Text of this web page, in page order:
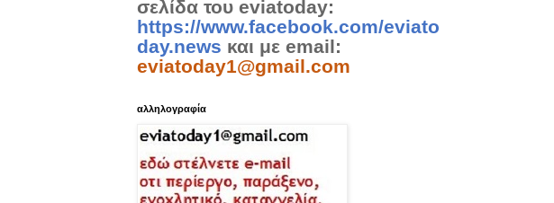
σελίδα του eviatoday:
https://www.facebook.com/eviato
day.news και με email:
eviatoday1@gmail.com
αλληλογραφία